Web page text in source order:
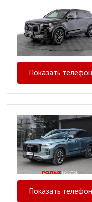
Показать телефон
Показать телефон